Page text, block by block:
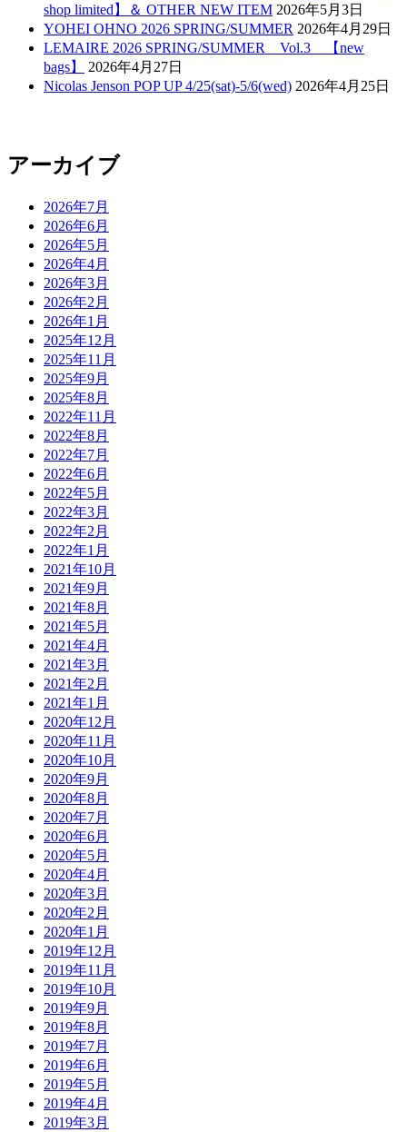
shop limited】＆ OTHER NEW ITEM 2026年5月3日
YOHEI OHNO 2026 SPRING/SUMMER 2026年4月29日
LEMAIRE 2026 SPRING/SUMMER Vol.3 【new
bags】
2026年4月27日
Nicolas Jenson POP UP 4/25(sat)-5/6(wed) 2026年4月25日
アーカイブ
2026年7月
2026年6月
2026年5月
2026年4月
2026年3月
2026年2月
2026年1月
2025年12月
2025年11月
2025年9月
2025年8月
2022年11月
2022年8月
2022年7月
2022年6月
2022年5月
2022年3月
2022年2月
2022年1月
2021年10月
2021年9月
2021年8月
2021年5月
2021年4月
2021年3月
2021年2月
2021年1月
2020年12月
2020年11月
2020年10月
2020年9月
2020年8月
2020年7月
2020年6月
2020年5月
2020年4月
2020年3月
2020年2月
2020年1月
2019年12月
2019年11月
2019年10月
2019年9月
2019年8月
2019年7月
2019年6月
2019年5月
2019年4月
2019年3月